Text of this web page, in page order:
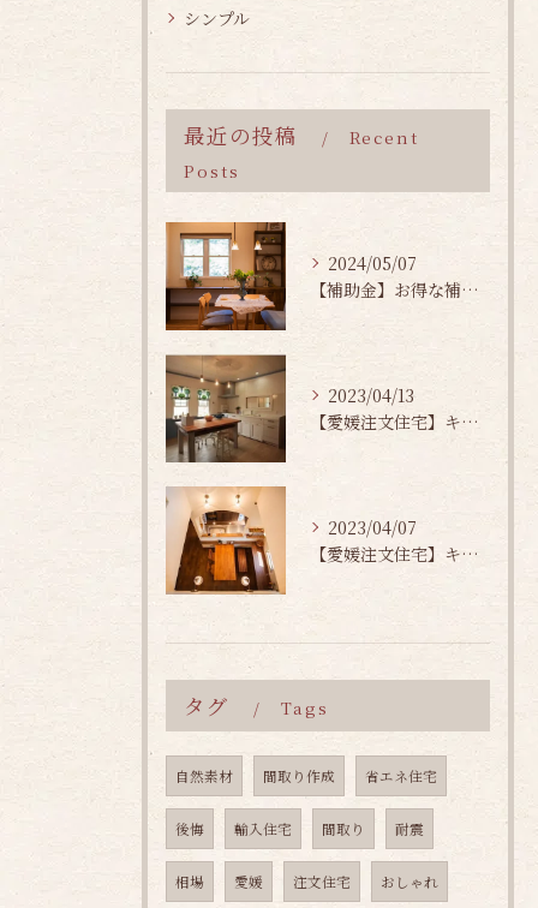
シンプル
最近の投稿
Recent
Posts
2024/05/07
【補助金】お得な補助金で快適に暮らそう！
2023/04/13
【愛媛注文住宅】キッチンの選び方第二編！
2023/04/07
【愛媛注文住宅】キッチンの選び方
タグ Tags
自然素材 間取り作成 省エネ住宅
後悔 輸入住宅 間取り 耐震
相場 愛媛 注文住宅 おしゃれ